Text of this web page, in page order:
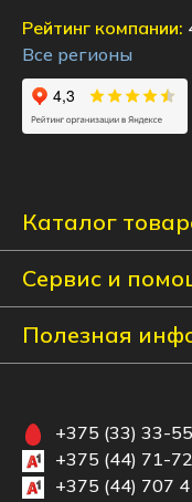
Каталог
Сервис и
Полезная
Рейтинг компании:
Все регионы
+375 (33) 33-
+375 (44) 71-
+375 (44) 707